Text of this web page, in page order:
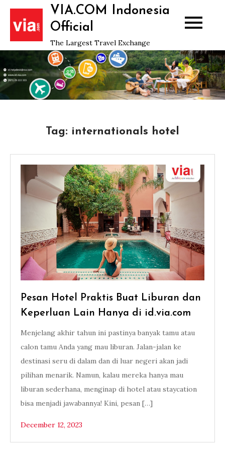
Skip
content
VIA.COM Indonesia
Official
The Largest Travel Exchange
Tag: internationals hotel
Pesan Hotel Praktis Buat Liburan dan
Keperluan Lain Hanya di id.via.com
Menjelang akhir tahun ini pastinya banyak tamu atau
calon tamu Anda yang mau liburan. Jalan-jalan ke
destinasi seru di dalam dan di luar negeri akan jadi
pilihan menarik. Namun, kalau mereka hanya mau
liburan sederhana, menginap di hotel atau staycation
bisa menjadi jawabannya! Kini, pesan […]
December 12, 2023